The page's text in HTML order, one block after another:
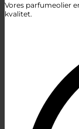
Vores parfumeolier
kvalitet.